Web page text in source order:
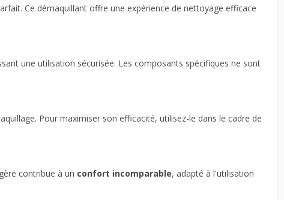
Ce démaquillant offre une expérience de nettoyage efficace
une utilisation sécurisée. Les composants spécifiques ne sont
Pour maximiser son efficacité, utilisez-le dans le cadre de
contribue à un confort incomparable, adapté à l'utilisation